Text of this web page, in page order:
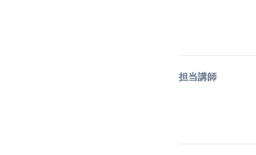
担当講師